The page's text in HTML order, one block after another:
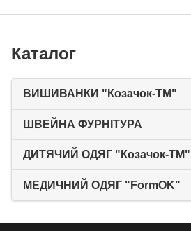
Каталог
ВИШИВАНКИ "Козачок-ТМ"
ШВЕЙНА ФУРНІТУРА
ДИТЯЧИЙ ОДЯГ "Козачок-ТМ"
МЕДИЧНИЙ ОДЯГ "FormOK"